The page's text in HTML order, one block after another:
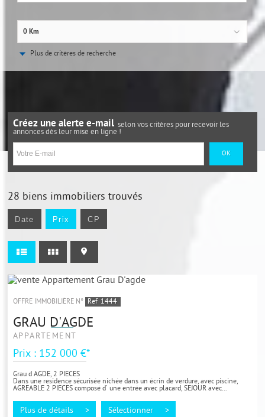
0 Km
Plus de critères de recherche
Créez une alerte e-mail selon vos critères pour recevoir les
annonces dès leur mise en ligne !
28 biens immobiliers trouvés
Date Prix CP
OFFRE IMMOBILIÈRE N° Ref 1444
GRAU D'AGDE
APPARTEMENT
Prix : 152 000 €*
Grau d AGDE, 2 PIECES
Dans une residence sécurisée nichée dans un écrin de verdure, avec piscine,
AGREABLE 2 PIECES composé d' une entrée avec placard, SEJOUR avec...
Plus de détails > Sélectionner >